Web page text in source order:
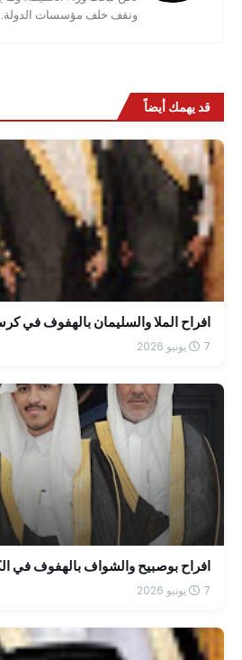
ونقف خلف مؤسسات الدولة.
قد يهمك أيضاً
افراح الملا والسليمان بالهفوف في
7 يونيو 2026
افراح بوصبيح والشواف بالهفوف في
7 يونيو 2026